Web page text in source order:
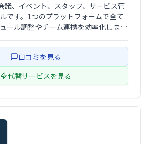
、イベント、スタッフ、サービス管
です。1つのプラットフォームで全て
ール調整やチーム連携を効率化しま
口コミを見る
代替サービスを見る